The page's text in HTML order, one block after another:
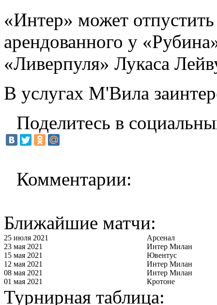
«Интер» может
арендованного у
«Ливерпуля» Лукаса
В услугах М'Вила
Поделитесь в
Комментарии:
Ближайшие матчи:
25 июля 2021
Арсенал
23 мая 2021
Интер Милан
15 мая 2021
Ювентус
12 мая 2021
Интер Милан
08 мая 2021
Интер Милан
01 мая 2021
Кротоне
Турнирная таблица: